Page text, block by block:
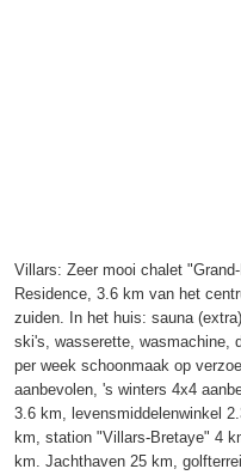
Villars: Zeer mooi chalet
Residence, 3.6 km van het
zuiden. In het huis: sauna
ski's, wasserette, wasmachine,
per week schoonmaak op
aanbevolen, 's winters 4x4
3.6 km, levensmiddelenwinkel
km, station "Villars-Bretaye" 4
km. Jachthaven 25 km,